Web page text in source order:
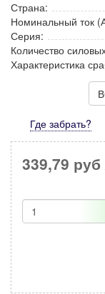
Страна:
Номинальный ток
Серия:
Количество
Характеристика
Где забрать?
339,79 руб